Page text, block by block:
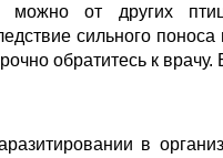
можно от других
сильного поноса
обратитесь к врачу.
в